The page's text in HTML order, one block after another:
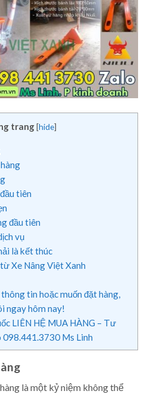
trang [hide]
tiên
đầu tiên
vụ
là kết thúc
Xe Nâng Việt Xanh
tin hoặc muốn đặt hàng,
ngay hôm nay!
LIÊN HỆ MUA HÀNG – Tư
Ms Linh
là một kỷ niệm không thể